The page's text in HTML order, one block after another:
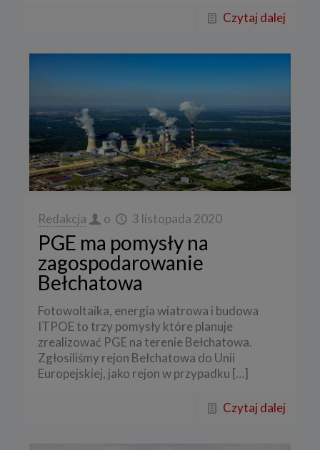
Czytaj dalej
Redakcja o 3 listopada 2020
PGE ma pomysły na
zagospodarowanie
Bełchatowa
Fotowoltaika, energia wiatrowa i budowa
ITPOE to trzy pomysły które planuje
zrealizować PGE na terenie Bełchatowa.
Zgłosiliśmy rejon Bełchatowa do Unii
Europejskiej, jako rejon w przypadku […]
Czytaj dalej